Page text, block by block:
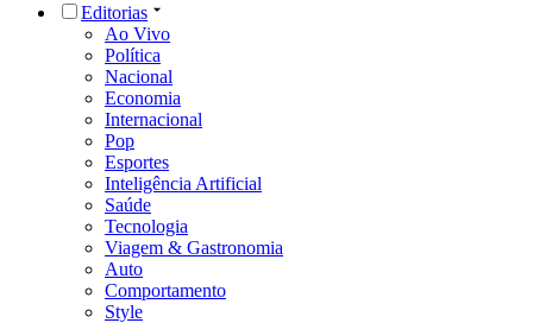
Editorias
Ao Vivo
Política
Nacional
Economia
Internacional
Pop
Esportes
Inteligência Artificial
Saúde
Tecnologia
Viagem & Gastronomia
Auto
Comportamento
Style